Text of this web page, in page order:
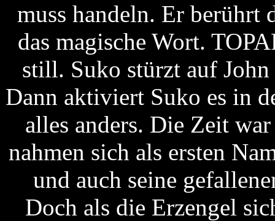
muss handeln. Er berührt
das magische Wort.
still. Suko stürzt auf
Dann aktiviert Suko es in
alles anders. Die Zeit
nahmen sich als ersten
und auch seine
Doch als die Erzengel